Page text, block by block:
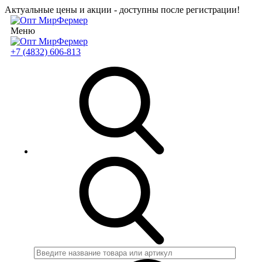
Актуальные цены и акции - доступны после регистрации!
Меню
+7 (4832) 606-813